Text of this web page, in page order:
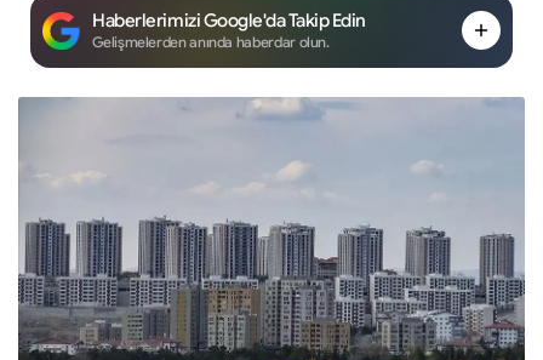
Haberlerimizi Google'da Takip Edin
Gelişmelerden anında haberdar olun.